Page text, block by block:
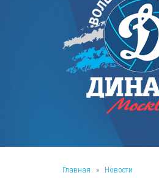
Главная » Новости